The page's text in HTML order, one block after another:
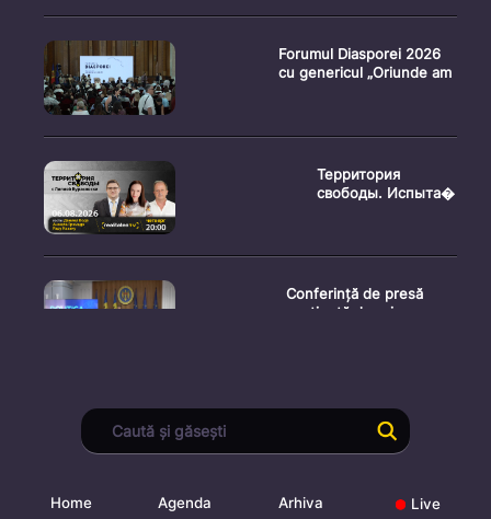
Forumul Diasporei 2026
cu genericul „Oriunde am
Территория
свободы. Испыта�
Conferință de presă
susținută de prim-
Ședința Consiliului
Superior al Procurorilor
din
Home Agenda Arhiva Live